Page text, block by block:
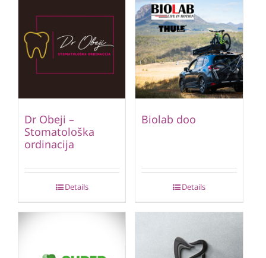
Dr Obeji –
Stomatološka
ordinacija
Details
Biolab doo
Details